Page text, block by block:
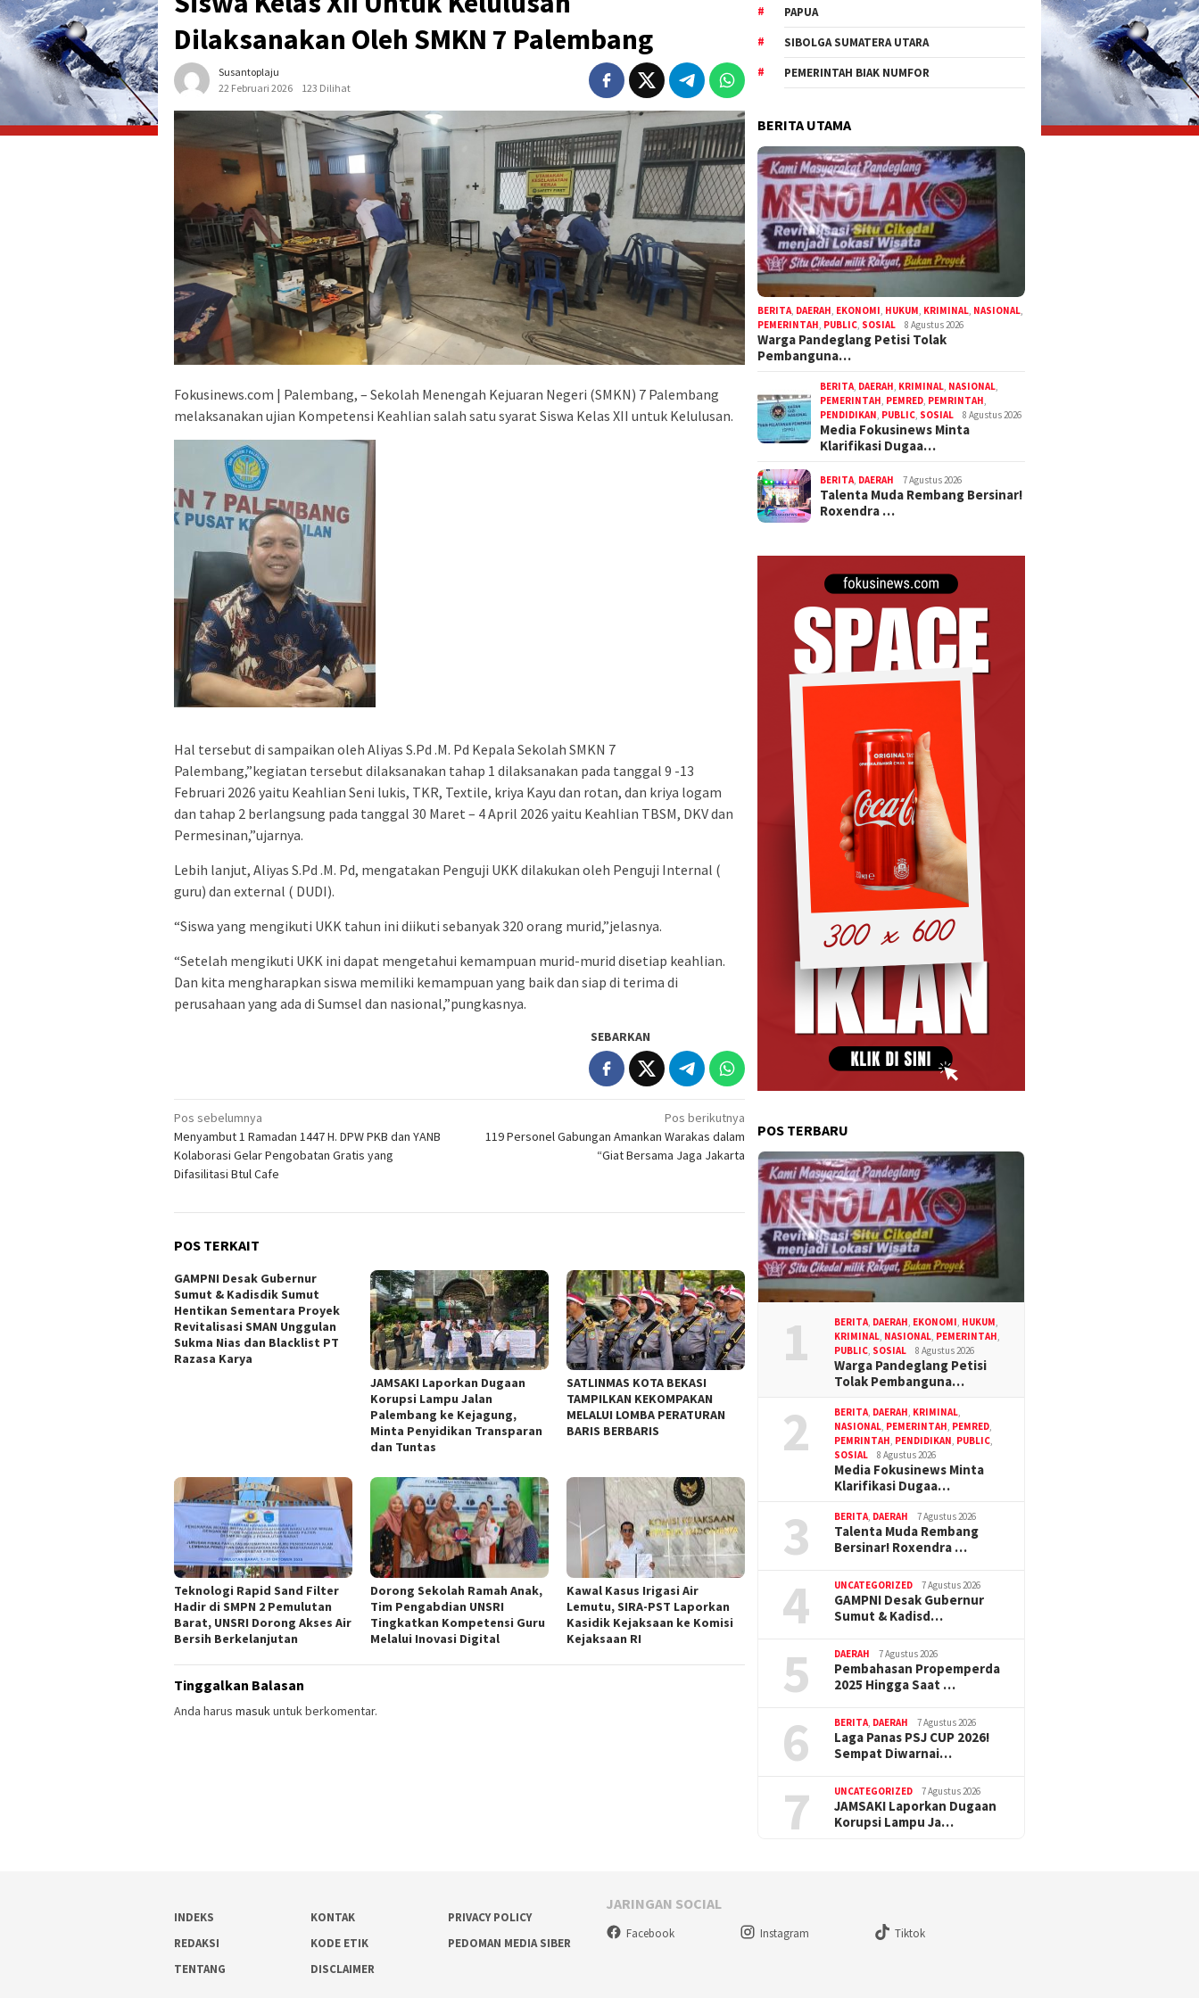
Dilaksanakan Oleh SMKN 7 Palembang
Susantoplaju
22 Februari 2026
123 Dilihat
Fokusinews.com | Palembang, – Sekolah Menengah Kejuaran Negeri (SMKN) 7 Palembang
melaksanakan ujian Kompetensi Keahlian salah satu syarat Siswa Kelas XII untuk Kelulusan.
Hal tersebut di sampaikan oleh Aliyas S.Pd .M. Pd Kepala Sekolah SMKN 7
Palembang,”kegiatan tersebut dilaksanakan tahap 1 dilaksanakan pada tanggal 9 -13
Februari 2026 yaitu Keahlian Seni lukis, TKR, Textile, kriya Kayu dan rotan, dan kriya logam
dan tahap 2 berlangsung pada tanggal 30 Maret – 4 April 2026 yaitu Keahlian TBSM, DKV dan
Permesinan,”ujarnya.
Lebih lanjut, Aliyas S.Pd .M. Pd, mengatakan Penguji UKK dilakukan oleh Penguji Internal (
guru) dan external ( DUDI).
“Siswa yang mengikuti UKK tahun ini diikuti sebanyak 320 orang murid,”jelasnya.
“Setelah mengikuti UKK ini dapat mengetahui kemampuan murid-murid disetiap keahlian.
Dan kita mengharapkan siswa memiliki kemampuan yang baik dan siap di terima di
perusahaan yang ada di Sumsel dan nasional,”pungkasnya.
SEBARKAN
Navigasi
pos
Pos sebelumnya
Menyambut 1 Ramadan 1447 H. DPW PKB dan YANB
Kolaborasi Gelar Pengobatan Gratis yang
Difasilitasi Btul Cafe
Pos berikutnya
119 Personel Gabungan Amankan Warakas dalam
“Giat Bersama Jaga Jakarta
POS TERKAIT
GAMPNI Desak Gubernur
Sumut & Kadisdik Sumut
Hentikan Sementara Proyek
Revitalisasi SMAN Unggulan
Sukma Nias dan Blacklist PT
Razasa Karya
JAMSAKI Laporkan Dugaan
Korupsi Lampu Jalan
Palembang ke Kejagung,
Minta Penyidikan Transparan
dan Tuntas
SATLINMAS KOTA BEKASI
TAMPILKAN KEKOMPAKAN
MELALUI LOMBA PERATURAN
BARIS BERBARIS
Teknologi Rapid Sand Filter
Hadir di SMPN 2 Pemulutan
Barat, UNSRI Dorong Akses Air
Bersih Berkelanjutan
Dorong Sekolah Ramah Anak,
Tim Pengabdian UNSRI
Tingkatkan Kompetensi Guru
Melalui Inovasi Digital
Kawal Kasus Irigasi Air
Lemutu, SIRA-PST Laporkan
Kasidik Kejaksaan ke Komisi
Kejaksaan RI
Tinggalkan Balasan
Anda harus masuk untuk berkomentar.
PAPUA
SIBOLGA SUMATERA UTARA
PEMERINTAH BIAK NUMFOR
BERITA UTAMA
BERITA, DAERAH, EKONOMI, HUKUM, KRIMINAL, NASIONAL,
PEMERINTAH, PUBLIC, SOSIAL 8 Agustus 2026
Warga Pandeglang Petisi Tolak
Pembanguna…
BERITA, DAERAH, KRIMINAL, NASIONAL,
PEMERINTAH, PEMRED, PEMRINTAH,
PENDIDIKAN, PUBLIC, SOSIAL 8 Agustus 2026
Media Fokusinews Minta
Klarifikasi Dugaa…
BERITA, DAERAH 7 Agustus 2026
Talenta Muda Rembang Bersinar!
Roxendra …
POS TERBARU
1 BERITA, DAERAH, EKONOMI, HUKUM,
KRIMINAL, NASIONAL, PEMERINTAH,
PUBLIC, SOSIAL 8 Agustus 2026
Warga Pandeglang Petisi
Tolak Pembanguna…
2 BERITA, DAERAH, KRIMINAL,
NASIONAL, PEMERINTAH, PEMRED,
PEMRINTAH, PENDIDIKAN, PUBLIC,
SOSIAL
8 Agustus 2026
Media Fokusinews Minta
Klarifikasi Dugaa…
3 BERITA, DAERAH 7 Agustus 2026
Talenta Muda Rembang
Bersinar! Roxendra …
4 UNCATEGORIZED 7 Agustus 2026
GAMPNI Desak Gubernur
Sumut & Kadisd…
5 DAERAH 7 Agustus 2026
Pembahasan Propemperda
2025 Hingga Saat …
6 BERITA, DAERAH 7 Agustus 2026
Laga Panas PSJ CUP 2026!
Sempat Diwarnai…
7 UNCATEGORIZED 7 Agustus 2026
JAMSAKI Laporkan Dugaan
Korupsi Lampu Ja…
INDEKS KONTAK
PRIVACY POLICY
REDAKSI
KODE ETIK
PEDOMAN MEDIA SIBER
TENTANG
DISCLAIMER
JARINGAN SOCIAL
Facebook Instagram Tiktok